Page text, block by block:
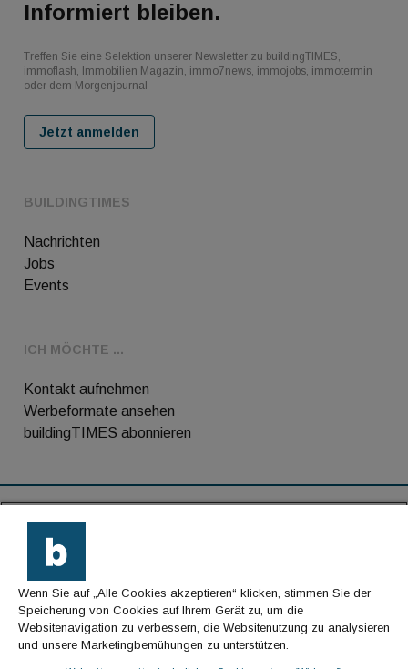
BUILDINGTIMES
Nachrichten
Jobs
Events
ICH MÖCHTE ...
Kontakt aufnehmen
Werbeformate ansehen
buildingTIMES abonnieren
Informiert bleiben.
Treffen Sie eine Selektion unserer Newsletter zu buildingTIMES,
immoflash, Immobilien Magazin, immo7news, immojobs, immotermin
oder dem Morgenjournal
Jetzt anmelden
Kontakt
Impressum
Datenschutz
Wenn Sie auf „Alle Cookies akzeptieren“ klicken, stimmen Sie der
Speicherung von Cookies auf Ihrem Gerät zu, um die
Websitenavigation zu verbessern, die Websitenutzung zu analysieren
und unsere Marketingbemühungen zu unterstützen.